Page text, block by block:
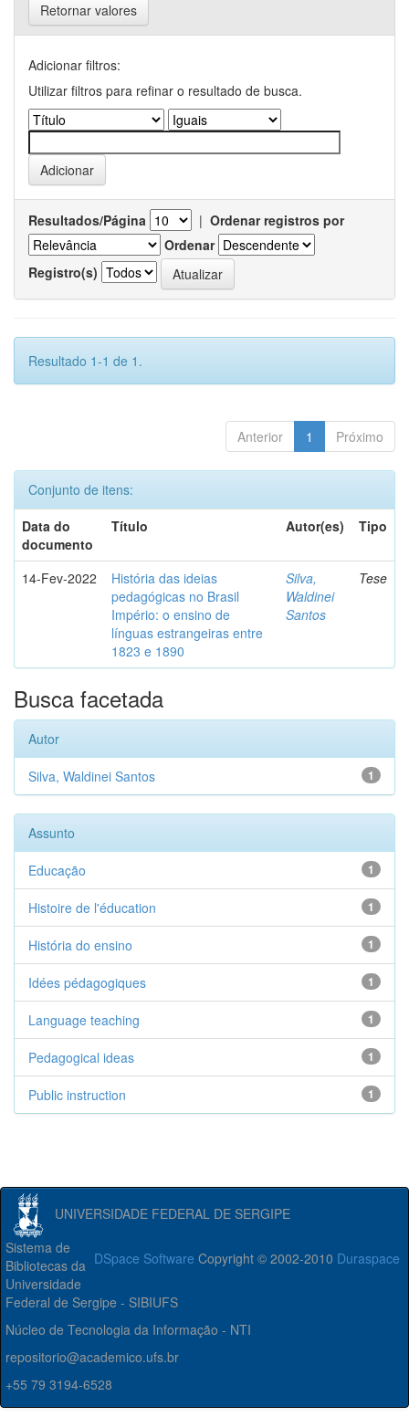
Retornar valores
Adicionar filtros:
Utilizar filtros para refinar o resultado de busca.
Resultados/Página | Ordenar registros por
Ordenar
Registro(s)
Resultado 1-1 de 1.
Anterior 1 Próximo
Conjunto de itens:
Data do
documento
Título Autor(es) Tipo
14-Fev-2022
História das ideias
pedagógicas no Brasil
Império: o ensino de
línguas estrangeiras entre
1823 e 1890
Silva,
Waldinei
Santos
Tese
Busca facetada
Autor
1
Silva, Waldinei Santos
Assunto
1
Educação
1
Histoire de l'éducation
1
História do ensino
1
Idées pédagogiques
1
Language teaching
1
Pedagogical ideas
1
Public instruction
UNIVERSIDADE FEDERAL DE SERGIPE
DSpace Software Copyright © 2002-2010 Duraspace
Sistema de
Bibliotecas da
Universidade
Federal de Sergipe - SIBIUFS
Núcleo de Tecnologia da Informação - NTI
repositorio@academico.ufs.br
+55 79 3194-6528